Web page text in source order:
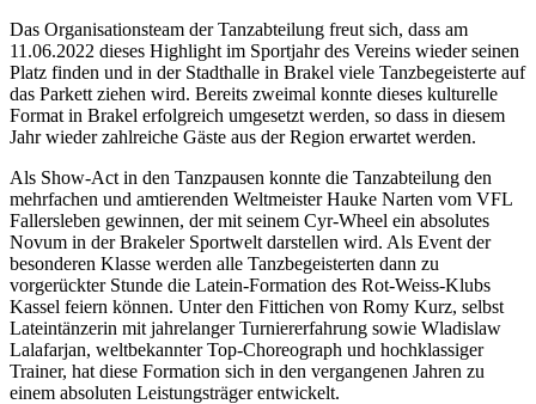
Das Organisationsteam der Tanzabteilung freut sich, dass am
11.06.2022 dieses Highlight im Sportjahr des Vereins wieder seinen
Platz finden und in der Stadthalle in Brakel viele Tanzbegeisterte auf
das Parkett ziehen wird. Bereits zweimal konnte dieses kulturelle
Format in Brakel erfolgreich umgesetzt werden, so dass in diesem
Jahr wieder zahlreiche Gäste aus der Region erwartet werden.
Als Show-Act in den Tanzpausen konnte die Tanzabteilung den
mehrfachen und amtierenden Weltmeister Hauke Narten vom VFL
Fallersleben gewinnen, der mit seinem Cyr-Wheel ein absolutes
Novum in der Brakeler Sportwelt darstellen wird. Als Event der
besonderen Klasse werden alle Tanzbegeisterten dann zu
vorgerückter Stunde die Latein-Formation des Rot-Weiss-Klubs
Kassel feiern können. Unter den Fittichen von Romy Kurz, selbst
Lateintänzerin mit jahrelanger Turniererfahrung sowie Wladislaw
Lalafarjan, weltbekannter Top-Choreograph und hochklassiger
Trainer, hat diese Formation sich in den vergangenen Jahren zu
einem absoluten Leistungsträger entwickelt.